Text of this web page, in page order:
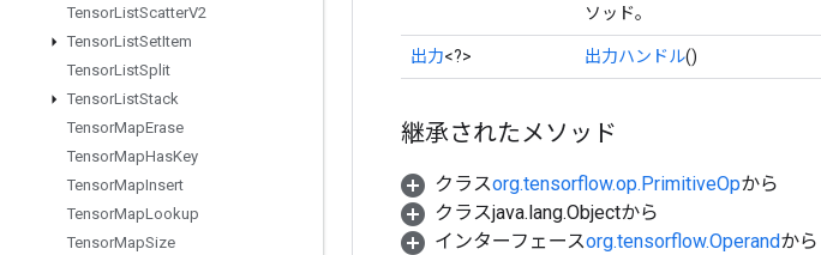
TensorListScatterV2
TensorListSetItem
TensorListSplit
TensorListStack
TensorMapErase
TensorMapHasKey
TensorMapInsert
TensorMapLookup
TensorMapSize
ソッド。
出力<?> 出力ハンドル()
継承されたメソッド
クラスorg.tensorflow.op.PrimitiveOpから
クラスjava.lang.Objectから
インターフェースorg.tensorflow.Operandから